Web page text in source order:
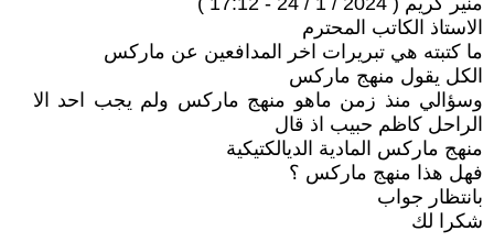
الاستاذ الكاتب المحترم
ما كتبته هي تبريرات اخر المدافعين عن ماركس
الكل يقول منهج ماركس
وسؤالي منذ زمن ماهو منهج ماركس ولم يجب احد الا
الراحل كاظم حبيب اذ قال
منهج ماركس المادية الديالكتيكية
فهل هذا منهج ماركس ؟
بانتظار جواب
شكرا لك